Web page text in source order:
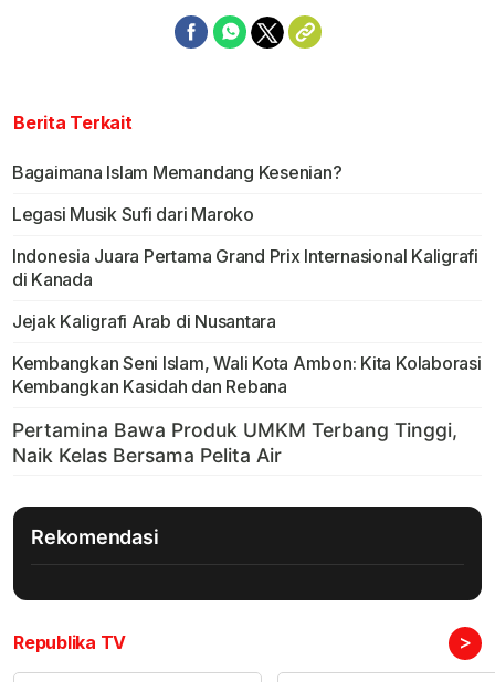
Berita Terkait
Bagaimana Islam Memandang Kesenian?
Legasi Musik Sufi dari Maroko
Indonesia Juara Pertama Grand Prix Internasional Kaligrafi
di Kanada
Jejak Kaligrafi Arab di Nusantara
Kembangkan Seni Islam, Wali Kota Ambon: Kita Kolaborasi
Kembangkan Kasidah dan Rebana
Rekomendasi
Republika TV >